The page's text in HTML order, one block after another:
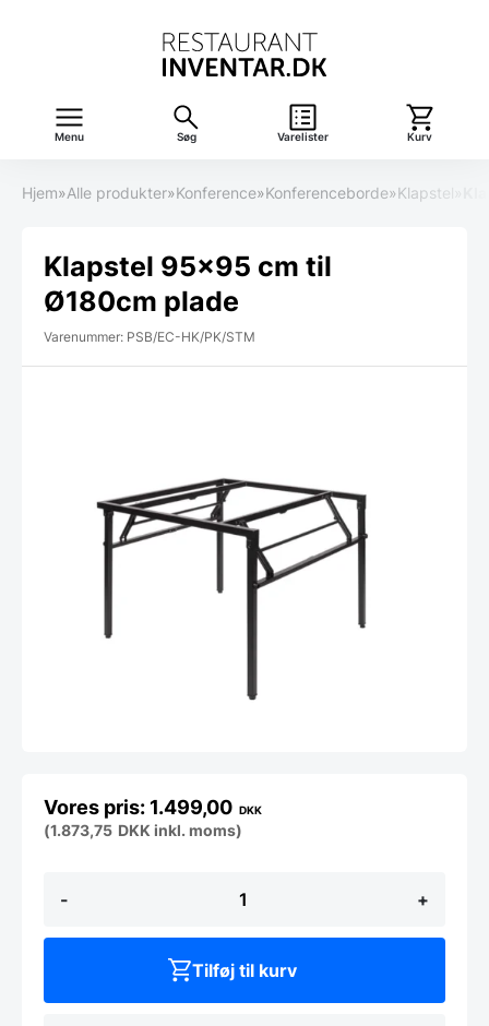
Menu Søg Varelister Kurv
Hjem»Alle produkter»Konference»Konferenceborde»Klapstel
Klapstel 95×95 cm til
Ø180cm plade
Varenummer: PSB/EC-HK/PK/STM
-
95x95
til
antal
+
1.499,00 DKK
(1.873,75 DKK inkl. moms)
Tilføj til kurv